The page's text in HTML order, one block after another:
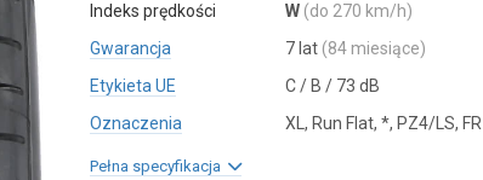
Indeks prędkości
W (do 270 km/h)
Gwarancja
7 lat (84 miesiące)
Etykieta UE
C / B / 73 dB
Oznaczenia
XL, Run Flat, *, PZ4/LS, FR
Pełna specyfikacja